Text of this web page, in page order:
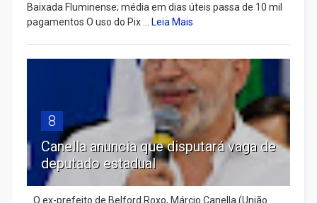
Baixada Fluminense; média em dias úteis passa de 10 mil
pagamentos O uso do Pix ... Leia Mais
8
Canella anuncia que disputará vaga de
deputado estadual
​ O ex-prefeito de Belford Roxo, Márcio Canella (União